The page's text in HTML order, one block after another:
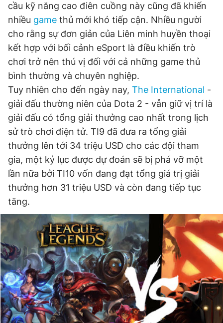
cầu kỹ năng cao điên cuồng này cũng đã khiến
nhiều game thủ mới khó tiếp cận. Nhiều người
cho rằng sự đơn giản của Liên minh huyền thoại
kết hợp với bối cảnh eSport là điều khiến trò
chơi trở nên thú vị đối với cả những game thủ
bình thường và chuyên nghiệp.
Tuy nhiên cho đến ngày nay, The International -
giải đấu thường niên của Dota 2 - vẫn giữ vị trí là
giải đấu có tổng giải thưởng cao nhất trong lịch
sử trò chơi điện tử. TI9 đã đưa ra tổng giải
thưởng lên tới 34 triệu USD cho các đội tham
gia, một kỷ lục được dự đoán sẽ bị phá vỡ một
lần nữa bởi TI10 vốn đang đạt tổng giá trị giải
thưởng hơn 31 triệu USD và còn đang tiếp tục
tăng.